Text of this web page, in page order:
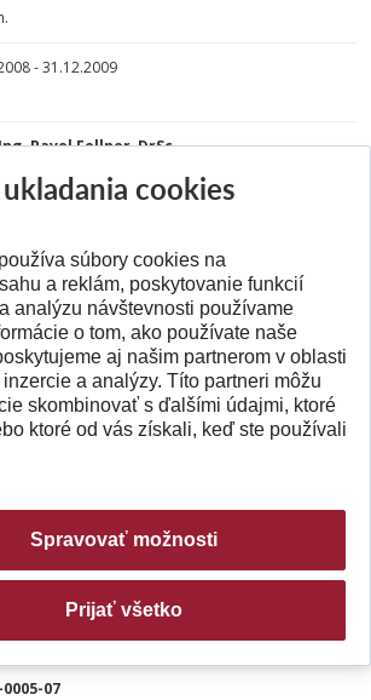
- 31.12.2009
Pavel Fellner, DrSc.
07
transport v dopovaných konjugovaných
Teória a experiment.
- 31.12.2009
0005-07
cookies
súbory cookies na
a reklám, poskytovanie funkcií
analýzu návštevnosti používame
o tom, ako používate naše
aj našim partnerom v oblasti
a analýzy. Títo partneri môžu
skombinovať s ďalšími údajmi, ktoré
ktoré od vás získali, keď ste používali
Spravovať možnosti
Prijať všetko